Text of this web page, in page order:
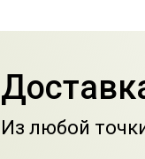
Из любой